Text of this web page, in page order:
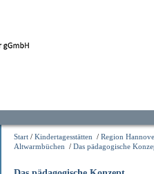
Start / Kindertagesstätten / Region
Altwarmbüchen / Das pädagogische